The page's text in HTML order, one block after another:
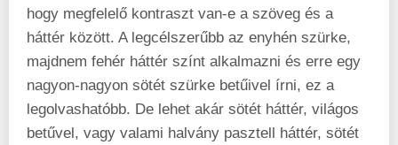
hogy megfelelő kontraszt van-e a szöveg és a
háttér között. A legcélszerűbb az enyhén szürke,
majdnem fehér háttér színt alkalmazni és erre egy
nagyon-nagyon sötét szürke betűivel írni, ez a
legolvashatóbb. De lehet akár sötét háttér, világos
betűvel, vagy valami halvány pasztell háttér, sötét